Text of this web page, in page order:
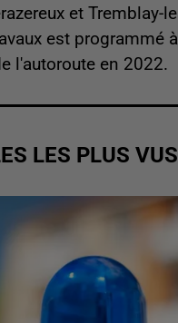
et Tremblay-
est programmé
l'autoroute en 2022.
LES PLUS VUS